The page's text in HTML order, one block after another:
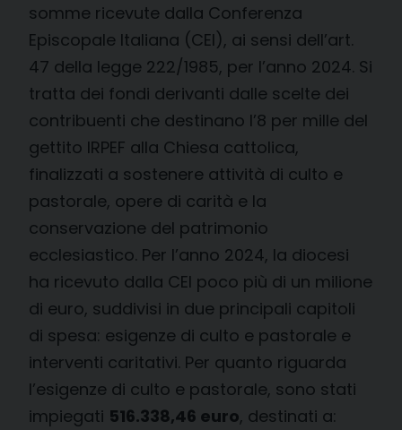
somme ricevute dalla Conferenza
Episcopale Italiana (CEI), ai sensi dell’art.
47 della legge 222/1985, per l’anno 2024. Si
tratta dei fondi derivanti dalle scelte dei
contribuenti che destinano l’8 per mille del
gettito IRPEF alla Chiesa cattolica,
finalizzati a sostenere attività di culto e
pastorale, opere di carità e la
conservazione del patrimonio
ecclesiastico. Per l’anno 2024, la diocesi
ha ricevuto dalla CEI poco più di un milione
di euro, suddivisi in due principali capitoli
di spesa: esigenze di culto e pastorale e
interventi caritativi. Per quanto riguarda
l’esigenze di culto e pastorale, sono stati
impiegati 516.338,46 euro, destinati a: